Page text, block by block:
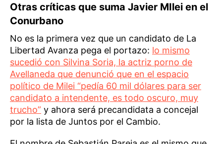
Otras críticas que suma Javier MIlei en el
Conurbano
No es la primera vez que un candidato de La
Libertad Avanza pega el portazo: lo mismo
sucedió con Silvina Soria, la actriz porno de
Avellaneda que denunció que en el espacio
político de Milei “pedía 60 mil dólares para ser
candidato a intendente, es todo oscuro, muy
trucho” y ahora será precandidata a concejal
por la lista de Juntos por el Cambio.